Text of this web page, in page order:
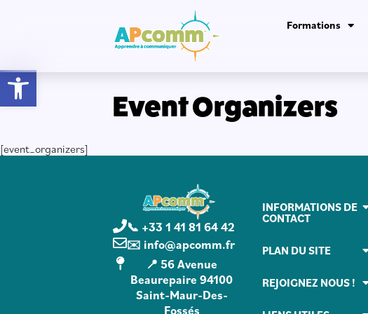
Ouvrir la barre d’outils
Formations
Event Organizers
[event_organizers]
📞 +33 1 41 81 64 42
✉️ info@apcomm.fr
📍 56 Avenue
Beaurepaire 94100
Saint-Maur-Des-
Fossés
INFORMATIONS DE
CONTACT
PLAN DU SITE
REJOIGNEZ NOUS !